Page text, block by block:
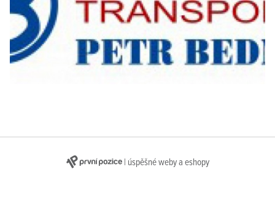
| úspěšné weby a eshopy